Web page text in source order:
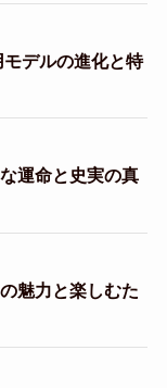
モデルの進化と特
運命と史実の真
魅力と楽しむた